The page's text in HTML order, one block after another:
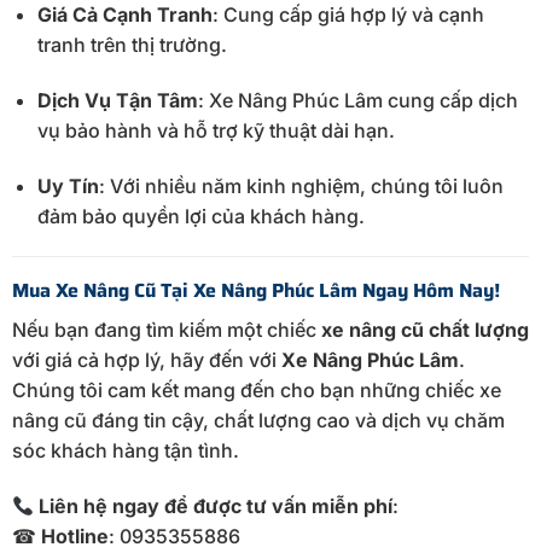
Giá Cả Cạnh Tranh: Cung cấp giá hợp lý và cạnh
tranh trên thị trường.
Dịch Vụ Tận Tâm: Xe Nâng Phúc Lâm cung cấp dịch
vụ bảo hành và hỗ trợ kỹ thuật dài hạn.
Uy Tín: Với nhiều năm kinh nghiệm, chúng tôi luôn
đảm bảo quyền lợi của khách hàng.
Mua Xe Nâng Cũ Tại Xe Nâng Phúc Lâm Ngay Hôm Nay!
Nếu bạn đang tìm kiếm một chiếc xe nâng cũ chất lượng
với giá cả hợp lý, hãy đến với Xe Nâng Phúc Lâm.
Chúng tôi cam kết mang đến cho bạn những chiếc xe
nâng cũ đáng tin cậy, chất lượng cao và dịch vụ chăm
sóc khách hàng tận tình.
Liên hệ ngay để được tư vấn miễn phí:
☎ Hotline: 0935355886